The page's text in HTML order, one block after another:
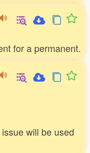
for a permanent.
will be used